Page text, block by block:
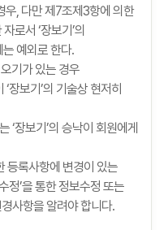
우, 다만 제7조제3항에 의한
로서 ‘장보기’의
예외로 한다.
기가 있는 경우
장보기’의 기술상 현저히
장보기’의 승낙이 회원에게
등록사항에 변경이 있는
정’을 통한 정보수정 또는
사항을 알려야 합니다.